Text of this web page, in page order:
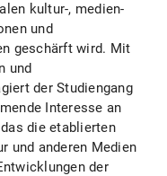
kultur-, medien-
und
geschärft wird. Mit
und
der Studiengang
Interesse an
die etablierten
und anderen Medien
der